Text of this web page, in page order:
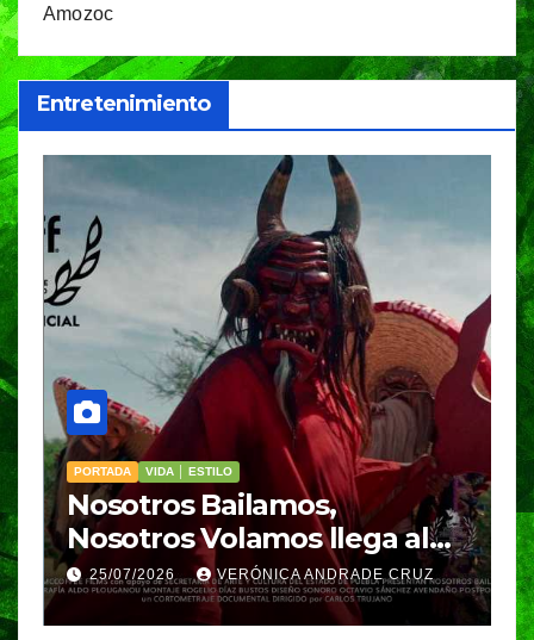
Amozoc
Entretenimiento
PORTADA VIDA │ ESTILO
Nosotros Bailamos,
Nosotros Volamos llega al
GIFF
25/07/2026 VERÓNICA ANDRADE CRUZ